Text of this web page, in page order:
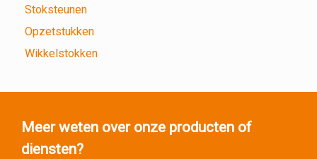
Stoksteunen
Opzetstukken
Wikkelstokken
Meer weten over onze producten of
diensten?